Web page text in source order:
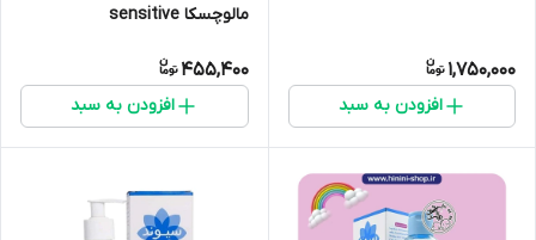
1,750,000
افزودن به سبد
مالوچسکا sensitive
455,400
افزودن به سبد